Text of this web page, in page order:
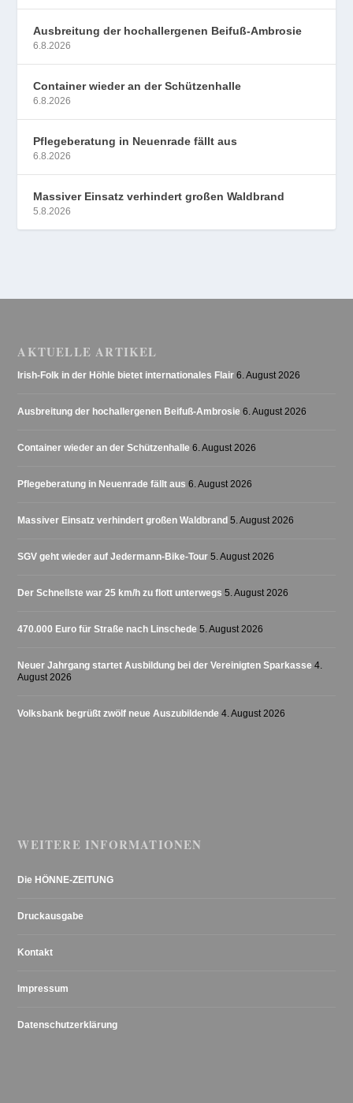
Ausbreitung der hochallergenen Beifuß-Ambrosie
6.8.2026
Container wieder an der Schützenhalle
6.8.2026
Pflegeberatung in Neuenrade fällt aus
6.8.2026
Massiver Einsatz verhindert großen Waldbrand
5.8.2026
AKTUELLE ARTIKEL
Irish-Folk in der Höhle bietet internationales Flair 6. August 2026
Ausbreitung der hochallergenen Beifuß-Ambrosie 6. August 2026
Container wieder an der Schützenhalle 6. August 2026
Pflegeberatung in Neuenrade fällt aus 6. August 2026
Massiver Einsatz verhindert großen Waldbrand 5. August 2026
SGV geht wieder auf Jedermann-Bike-Tour 5. August 2026
Der Schnellste war 25 km/h zu flott unterwegs 5. August 2026
470.000 Euro für Straße nach Linschede 5. August 2026
Neuer Jahrgang startet Ausbildung bei der Vereinigten Sparkasse 4.
August 2026
Volksbank begrüßt zwölf neue Auszubildende 4. August 2026
WEITERE INFORMATIONEN
Die HÖNNE-ZEITUNG
Druckausgabe
Kontakt
Impressum
Datenschutzerklärung